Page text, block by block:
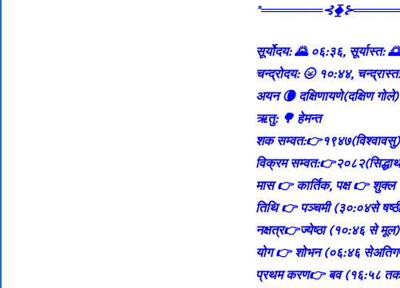
सूर्योदय: 🌄 ०६:३६, सूर्यास्त:
चन्द्रोदय: 🌝 १०:४४,
अयन 🌘 दक्षिणायणे(दक्षिण गोले)
ऋतु: 🌳 हेमन्त
शक सम्वत:👉१९४७(विश्वावसु)
विक्रम
मास 👉 कार्तिक, पक्ष 👉 शुक्ल
तिथि 👉 पञ्चमी (३०:०४से
नक्षत्र👉ज्येष्ठा (१०:४६ से मूल)
योग 👉 शोभन (०६:४६
प्रथम करण👉 बव (१६:५८